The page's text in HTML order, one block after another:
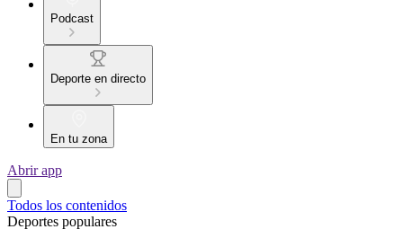
Podcast
Deporte en directo
En tu zona
Abrir app
Todos los contenidos
Deportes populares